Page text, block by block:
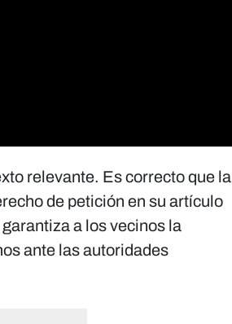
relevante. Es correcto que la
de petición en su artículo
a los vecinos la
ante las autoridades